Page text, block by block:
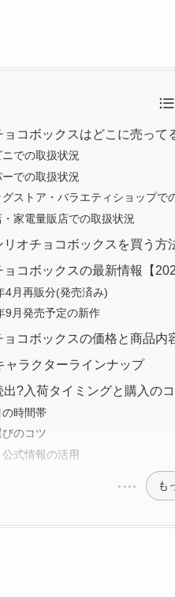
ョコボックスはどこに売って
ニでの取扱状況
ーでの取扱状況
グストア・バラエティショップで
家電量販店での取扱状況
リオチョコボックスを買う方
コボックスの最新情報【
4月再販分(発売済み)
9月発売予定の新作
ョコボックスの価格と商品内
ャラクターラインナップ
出?入荷タイミングと購入の
の時間帯
びのコツ
公式情報の活用
も